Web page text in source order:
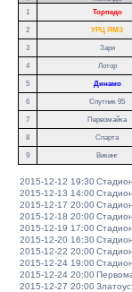
1
Торпедо
2
УРЦ ЯМЗ
3
Заря
4
Лотор
5
Динамо
6
Спутник 95
7
Первомайка
8
Спарта
9
Викинг
2015-12-12 19:30
2015-12-13 14:00
2015-12-17 20:00
2015-12-18 20:00
2015-12-19 17:00
2015-12-20 16:30
2015-12-22 20:00
2015-12-24 19:00
2015-12-24 20:00
2015-12-27 20:00